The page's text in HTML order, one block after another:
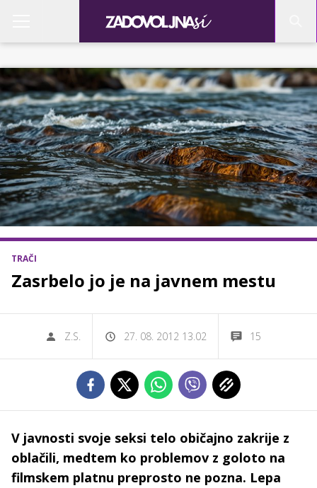
TRAČI
Zasrbelo jo je na javnem mestu
Z.S. 27. 08. 2012 13.02 15
V javnosti svoje seksi telo običajno zakrije z
oblačili, medtem ko problemov z goloto na
filmskem platnu preprosto ne pozna. Lepa